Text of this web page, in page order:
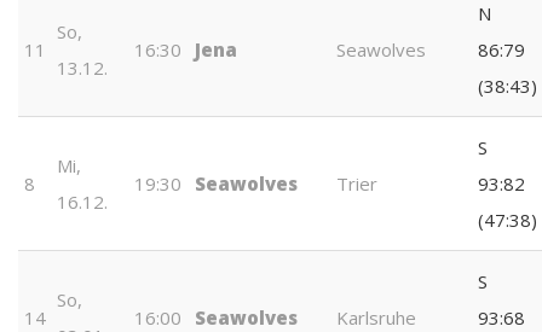
11
So,
13.12.
16:30 Jena Seawolves
N
86:79
(38:43)
8
Mi,
16.12.
19:30 Seawolves Trier
S
93:82
(47:38)
14
So,
16:00 Seawolves Karlsruhe
S
93:68